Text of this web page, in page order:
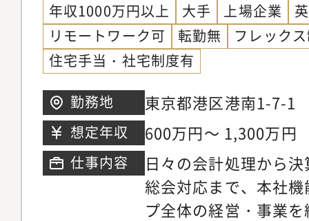
年収1000万円以上 大手 上場企業
リモートワーク可
転勤無
フレック
住宅手当・社宅制度有
勤務地 東京都港区港南1-7-1
想定年収 600万円～ 1,300万円
仕事内容
日々の会計処理から
総会対応まで、本社
プ全体の経営・事業